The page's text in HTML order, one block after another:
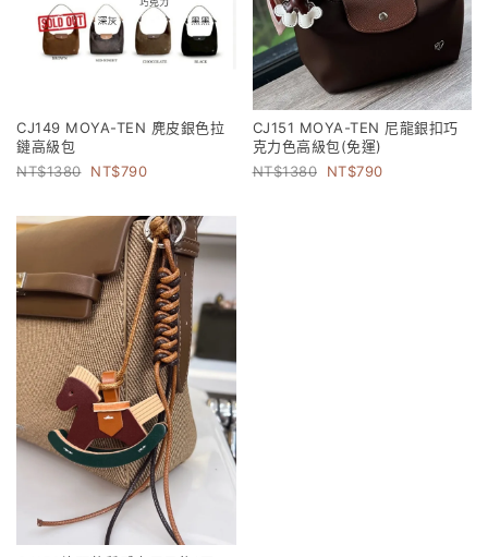
CJ149 MOYA-TEN 麂皮銀色拉
鏈高級包
1380
790
CJ151 MOYA-TEN 尼龍銀扣巧
克力色高級包(免運)
1380
790